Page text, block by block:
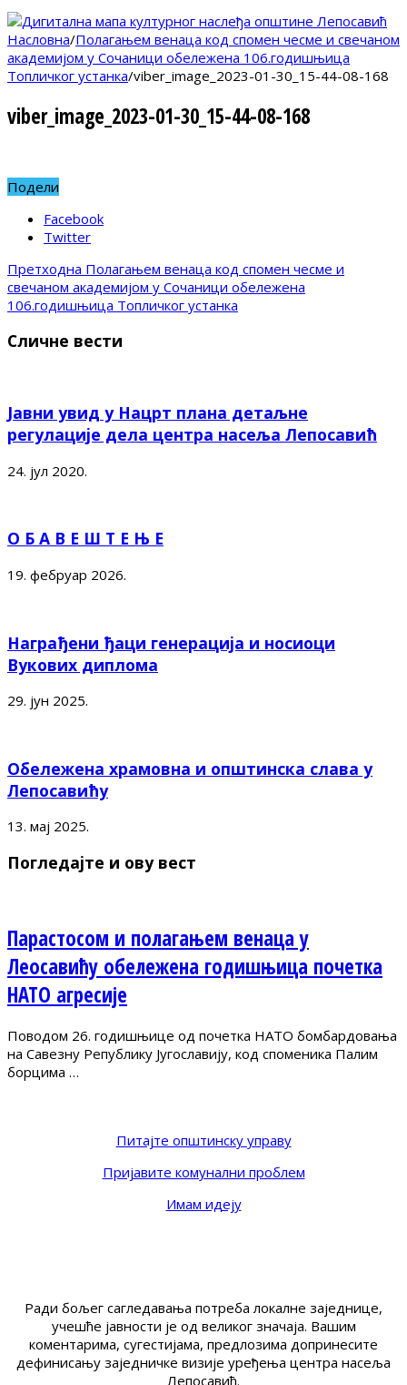
Насловна/Полагањем венаца код спомен чесме и свечаном
академијом у Сочаници обележена 106.годишњица
Топличког устанка/viber_image_2023-01-30_15-44-08-168
viber_image_2023-01-30_15-44-08-168
Подели
Facebook
Twitter
Претходна Полагањем венаца код спомен чесме и
свечаном академијом у Сочаници обележена
106.годишњица Топличког устанка
Сличне вести
Јавни увид у Нацрт плана детаљне
регулације дела центра насеља Лепосавић
24. јул 2020.
О Б А В Е Ш Т Е Њ Е
19. фебруар 2026.
Награђени ђаци генерација и носиоци
Вукових диплома
29. јун 2025.
Обележена храмовна и општинска слава у
Лепосавићу
13. мај 2025.
Погледајте и ову вест
Парастосом и полагањем венаца у
Леосавићу обележена годишњица почетка
НАТО агресије
Поводом 26. годишњице од почетка НАТО бомбардовања
на Савезну Републику Југославију, код споменика Палим
борцима …
Питајте општинску управу
Пријавите комунални проблем
Имам идеју
Ради бољег сагледавања потреба локалне заједнице,
учешће јавности је од великог значаја. Вашим
коментарима, сугестијама, предлозима допринесите
дефинисању заједничке визије уређења центра насеља
Лепосавић.